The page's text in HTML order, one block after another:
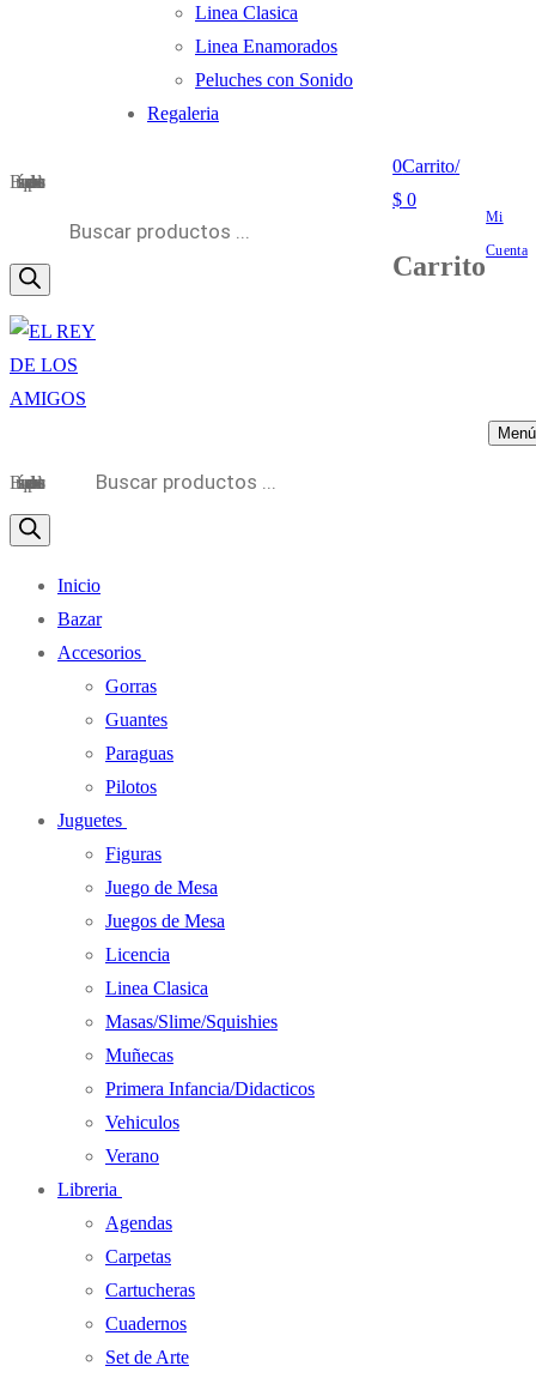
Linea Clasica
Linea Enamorados
Peluches con Sonido
Regaleria
Búsqueda de productos
0Carrito/
$ 0
Carrito
Mi
Cuenta
Menú
Búsqueda de productos
Inicio
Bazar
Accesorios
Gorras
Guantes
Paraguas
Pilotos
Juguetes
Figuras
Juego de Mesa
Juegos de Mesa
Licencia
Linea Clasica
Masas/Slime/Squishies
Muñecas
Primera Infancia/Didacticos
Vehiculos
Verano
Libreria
Agendas
Carpetas
Cartucheras
Cuadernos
Set de Arte